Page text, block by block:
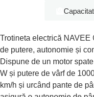
Trotineta electrică NAVEE
de putere, autonomie și
Dispune de un motor
W și putere de vârf de
km/h și urcând pante de